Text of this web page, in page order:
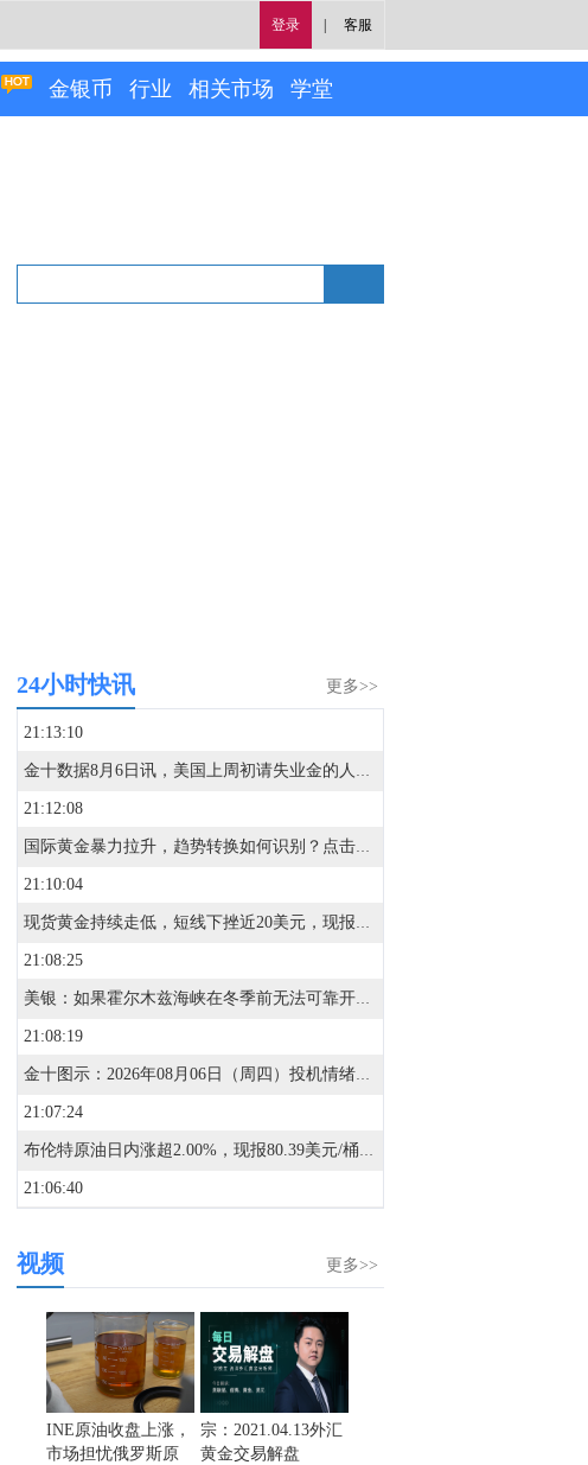
登录 客服
金银币 行业 相关市场 学堂
更多>>
24小时快讯
21:13:10
金十数据8月6日讯，美国上周初请失业金的人数基本持平，为连续第三周低于20万人，凸显就业市场的韧性。美国劳工部周四公布的数据显示，截至8月1日当周，初请失业金人数小幅升至19.9万人，这助推四周均值降至2022年9月以来的最低水平。此外，续请失业金人数在上周增至180万人，与预期一致。有经济学家预计，将于周五公布的7月非农就业报告将显示就业增长保持健康，原因是消费者支出持续支撑经济活动。
21:12:08
国际黄金暴力拉升，趋势转换如何识别？点击观看GMA指标直播分析>
21:10:04
现货黄金持续走低，短线下挫近20美元，现报4231美元/盎司。
21:08:25
美银：如果霍尔木兹海峡在冬季前无法可靠开放，TTF天然气价格存在飙升至80欧元/兆瓦时以上的风险。
21:08:19
金十图示：2026年08月06日（周四）投机情绪指数
21:07:24
布伦特原油日内涨超2.00%，现报80.39美元/桶。WTI原油短线涨0.4美元，报76.57美元/桶。
21:06:40
21:06:33
21:05:54
21:04:08
更多>>
视频
INE原油收盘上涨，
市场担忧俄罗斯原
宗：2021.04.13外汇
黄金交易解盘